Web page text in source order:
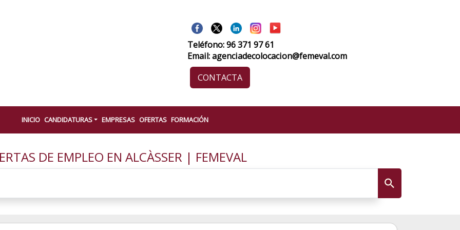
Teléfono: 96 371 97 61
Email: agenciadecolocacion@femeval.com
CONTACTA
INICIO CANDIDATURAS EMPRESAS OFERTAS FORMACIÓN
DE EMPLEO EN ALCÀSSER | FEMEVAL